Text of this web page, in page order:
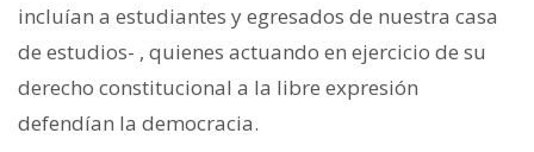
incluían a estudiantes y egresados de nuestra casa
de estudios- , quienes actuando en ejercicio de su
derecho constitucional a la libre expresión
defendían la democracia.